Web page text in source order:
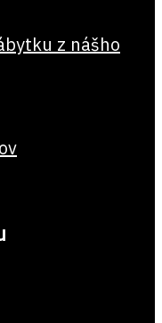
z nášho